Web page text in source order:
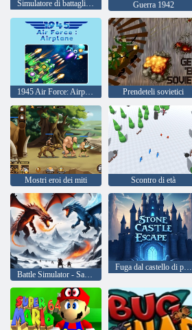
Simulatore di battaglia - Sandbox Guerra 1942
1945 Air Force: Airplane Prendeteli sovietici
Mostri eroi dei miti Scontro di età
Fuga dal castello di pietra